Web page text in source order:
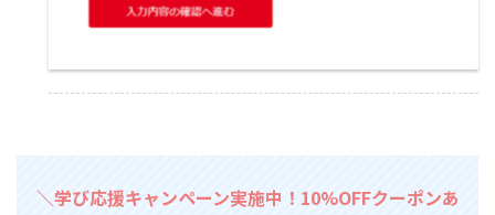
＼学び応援キャンペーン実施中！10%OFFクーポンあ